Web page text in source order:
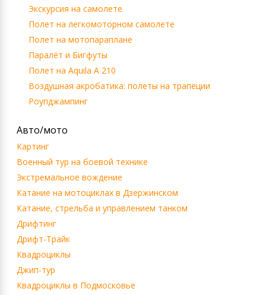
Экскурсия на самолете
Полет на легкомоторном самолете
Полет на мотопараплане
Паралёт и Бигфуты
Полет на Aquila A 210
Воздушная акробатика: полеты на трапеции
Роупджампинг
Авто/мото
Картинг
Военный тур на боевой технике
Экстремальное вождение
Катание на мотоциклах в Дзержинском
Катание, стрельба и управлением танком
Дрифтинг
Дрифт-Трайк
Квадроциклы
Джип-тур
Квадроциклы в Подмосковье